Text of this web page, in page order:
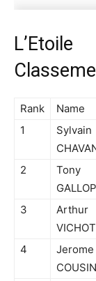
Rank Name
1
Sylvain
2
Tony
3
Arthur
VICHOT
4
Jerome
COUSIN